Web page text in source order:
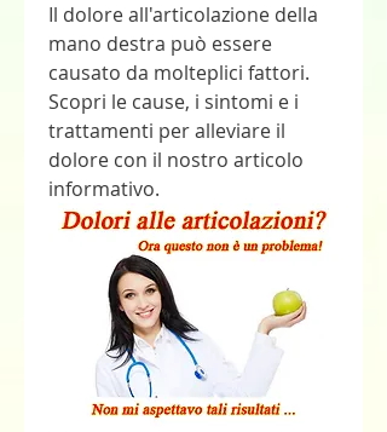
Il dolore all'articolazione della
mano destra può essere
causato da molteplici fattori.
Scopri le cause, i sintomi e i
trattamenti per alleviare il
dolore con il nostro articolo
informativo.